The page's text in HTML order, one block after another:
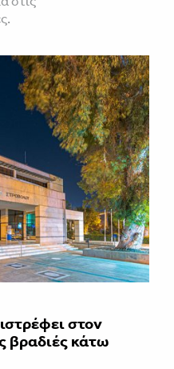
στον
βραδιές κάτω